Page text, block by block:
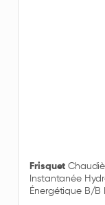
Frisquet
Instantanée
Énergétique B/B